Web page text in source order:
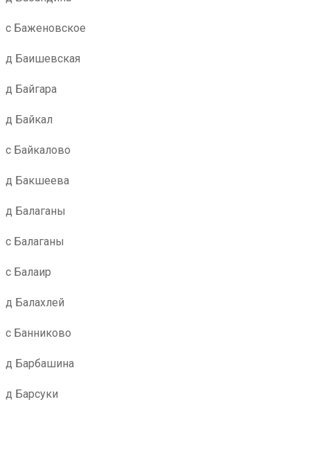
с Баженовское
д Баишевская
д Байгара
д Байкал
с Байкалово
д Бакшеева
д Балаганы
с Балаганы
с Балаир
д Балахлей
с Банниково
д Барбашина
д Барсуки